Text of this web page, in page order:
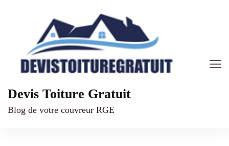
Devis Toiture Gratuit
Blog de votre couvreur RGE